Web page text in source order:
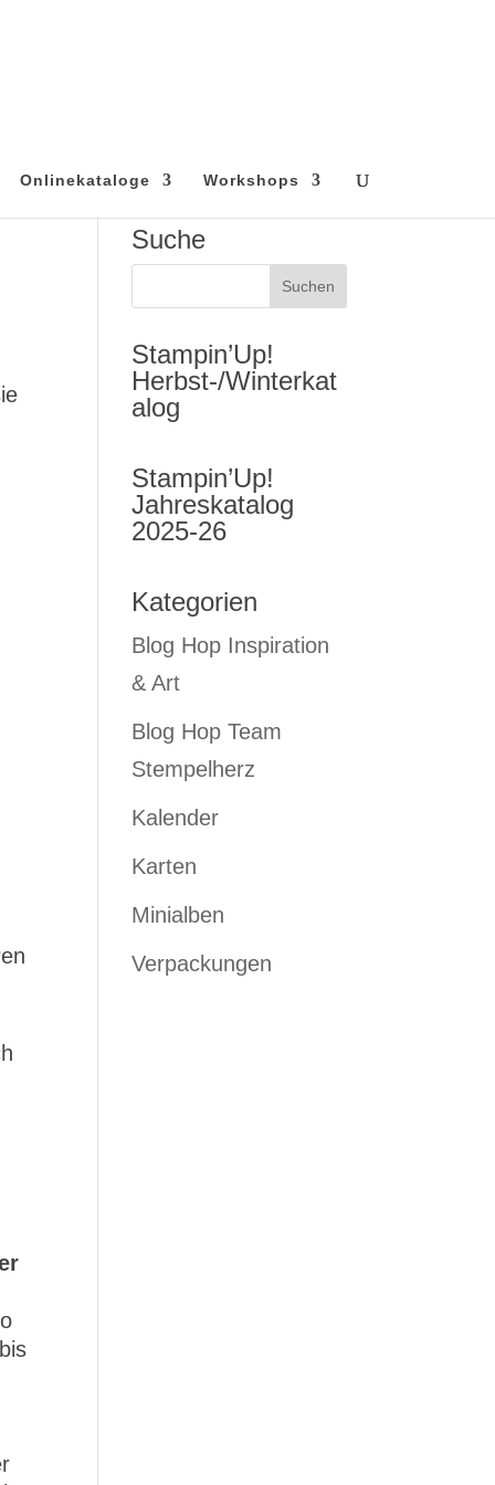
Onlinekataloge Workshops
bis
Suche
Stampin’Up!
Herbst-/Winterkat
alog
Stampin’Up!
Jahreskatalog
2025-26
Kategorien
Blog Hop Inspiration
& Art
Blog Hop Team
Stempelherz
Kalender
Karten
Minialben
Verpackungen